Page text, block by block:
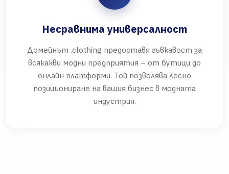
Несравнима универсалност
Домейнът .clothing предоставя гъвкавост за
всякакви модни предприятия – от бутици до
онлайн платформи. Той позволява лесно
позициониране на вашия бизнес в модната
индустрия.